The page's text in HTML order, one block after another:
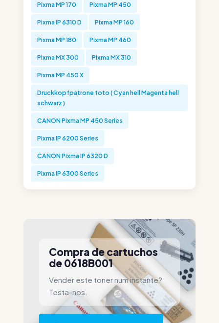
Pixma MP 170 Pixma MP 450
Pixma IP 6310 D Pixma MP 160
Pixma MP 180 Pixma MP 460
Pixma MX 300 Pixma MX 310
Pixma MP 450 X
Druckkopfpatrone foto ( Cyan hell Magenta hell
schwarz )
CANON Pixma MP 450 Series
Pixma IP 6200 Series
CANON Pixma IP 6320 D
Pixma IP 6300 Series
Compra de cartuchos
de 0618B001
Vender este toner num instante?
Testa-nos.